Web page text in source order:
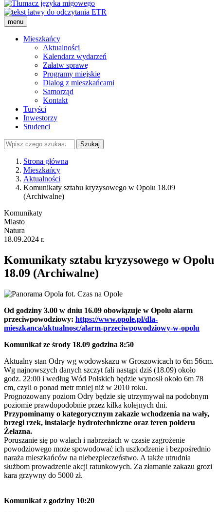
YouTubie
na
TikToku
Zmniejsz
rozmiar
czcionki
portalu
Rozwiń
menu
Mieszkańcy
Aktualności
Kalendarz wydarzeń
Załatw sprawę
Programy miejskie
Dialog z mieszkańcami
Samorząd
Kontakt
Turyści
Inwestorzy
Studenci
Szukaj
Ścieżka
nawigacyjna
Strona główna
Mieszkańcy
Aktualności
Komunikaty sztabu kryzysowego w Opolu 18.09
(Archiwalne)
Komunikaty
Miasto
Natura
18.09.2024 r.
Komunikaty sztabu kryzysowego w Opolu
18.09 (Archiwalne)
Od godziny 3.00 w dniu 16.09 obowiązuje w Opolu alarm
przeciwpowodziowy: https://www.opole.pl/dla-
mieszkanca/aktualnosc/alarm-przeciwpowodziowy-w-opolu
Komunikat ze środy 18.09 godzina 8:50
Aktualny stan Odry wg wodowskazu w Groszowicach to 6m 56cm.
Wg najnowszych danych szczyt fali nastąpi dziś (18.09) około
godz. 22:00 i według Wód Polskich będzie wynosił około 6m 78
cm, czyli o ponad metr mniej niż w 2010 roku.
Prognozowany poziom Odry będzie się utrzymywał na podobnym
poziomie prawdopodobnie przez kilka kolejnych dni.
Przypominamy o kategorycznym zakazie wchodzenia na wały,
brzegi rzek, instalacje hydrotechniczne oraz teren polderu
Żelazna.
Poruszanie się po wałach i nabrzeżach w czasie zagrożenie
powodziowego może spowodować ich uszkodzenie i bezpośrednio
naraża mieszkańców na niebezpieczeństwo. A także utrudnia
służbom prowadzenie akcji ratunkowych. Za złamanie zakazu grozi
kara grzywny do 5000 zł.
Komunikat z godziny 10:20